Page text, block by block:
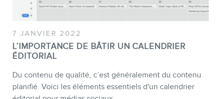
7 JANVIER 2022
L’IMPORTANCE DE BÂTIR UN CALENDRIER
ÉDITORIAL
Du contenu de qualité, c’est généralement du contenu
planifié. Voici les éléments essentiels d'un calendrier